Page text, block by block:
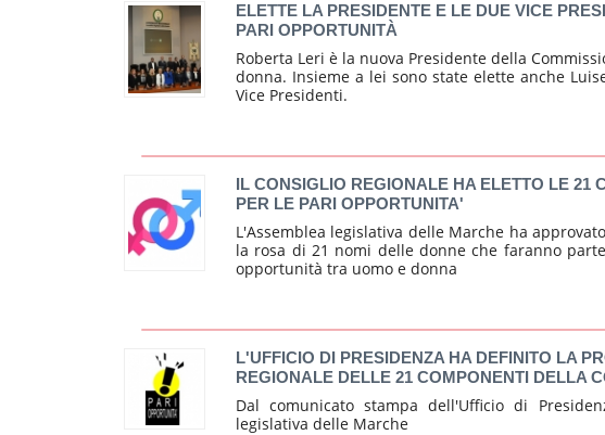
ELETTE LA PRESIDENTE E LE DUE VICE
PARI OPPORTUNITÀ
Roberta Leri è la nuova Presidente della
donna. Insieme a lei sono state elette anche
Vice Presidenti.
IL CONSIGLIO REGIONALE HA ELETTO LE 21
PER LE PARI OPPORTUNITA'
L'Assemblea legislativa delle Marche ha
la rosa di 21 nomi delle donne che faranno
opportunità tra uomo e donna
L'UFFICIO DI PRESIDENZA HA DEFINITO LA
REGIONALE DELLE 21 COMPONENTI DELLA
Dal comunicato stampa dell'Ufficio di
legislativa delle Marche